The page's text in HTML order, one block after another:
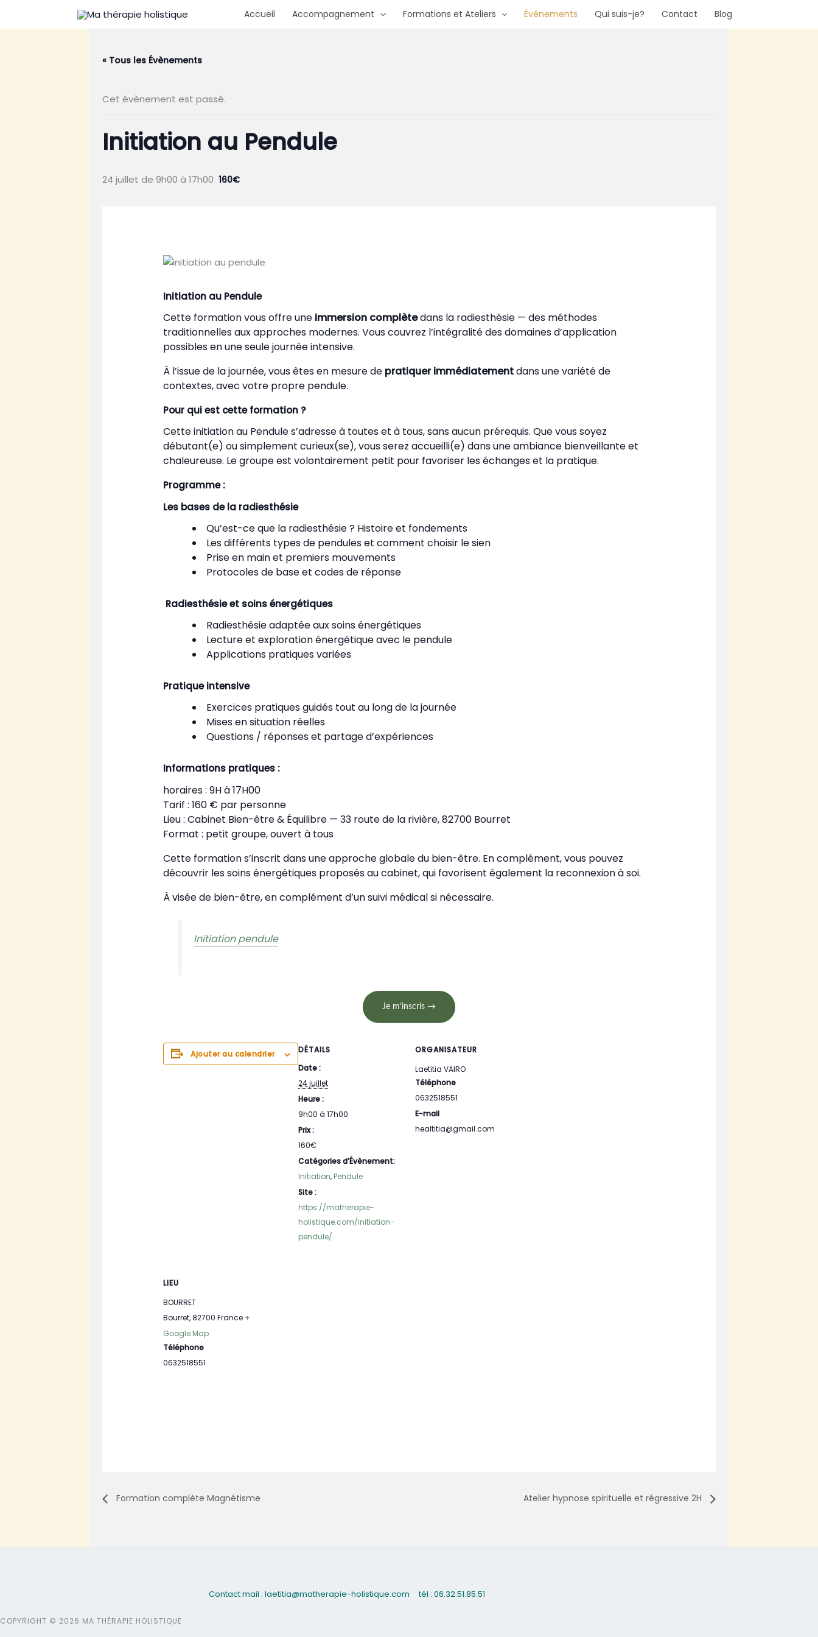
Accueil Accompagnement Formations et Ateliers Événements Qui suis-je? Contact Blog
« Tous les Évènements
Cet évènement est passé.
Initiation au Pendule
24 juillet de 9h00 à 17h00 160€
Initiation au Pendule
Cette formation vous offre une immersion complètedans la radiesthésie — des méthodes
traditionnelles aux approches modernes. Vous couvrez l’intégralité des domaines d’application
possibles en une seule journée intensive.
À l’issue de la journée, vous êtes en mesure de pratiquer immédiatementdans une variété de
contextes, avec votre propre pendule.
Pour qui est cette formation ?
Cette initiation au Pendule s’adresse à toutes et à tous, sans aucun prérequis. Que vous soyez
débutant(e) ou simplement curieux(se), vous serez accueilli(e) dans une ambiance bienveillante et
chaleureuse. Le groupe est volontairement petit pour favoriser les échanges et la pratique.
Programme :
Les bases de la radiesthésie
Qu’est-ce que la radiesthésie ? Histoire et fondements
Les différents types de pendules et comment choisir le sien
Prise en main et premiers mouvements
Protocoles de base et codes de réponse
Radiesthésie et soins énergétiques
Radiesthésie adaptée aux soins énergétiques
Lecture et exploration énergétique avec le pendule
Applications pratiques variées
Pratique intensive
Exercices pratiques guidés tout au long de la journée
Mises en situation réelles
Questions / réponses et partage d’expériences
Informations pratiques :
horaires : 9H à 17H00
Tarif : 160 € par personne
Lieu : Cabinet Bien-être & Équilibre — 33 route de la rivière, 82700 Bourret
Format : petit groupe, ouvert à tous
Cette formation s’inscrit dans une approche globale du bien-être. En complément, vous pouvez
découvrir les soins énergétiques proposés au cabinet, qui favorisent également la reconnexion à soi.
À visée de bien-être, en complément d’un suivi médical si nécessaire.
Initiation pendule
Je m’inscris →
Ajouter au calendrier
DÉTAILS
Date :
24 juillet
Heure :
9h00 à 17h00
Prix :
160€
Catégories d’Évènement:
Initiation, Pendule
Site :
https://matherapie-
holistique.com/initiation-
pendule/
ORGANISATEUR
Laetitia VAIRO
Téléphone
0632518551
E-mail
healtitia@gmail.com
LIEU
BOURRET
Bourret,82700 France +
Google Map
Téléphone
0632518551
Formation complète Magnétisme Atelier hypnose spirituelle et régressive 2H
Contact mail : laetitia@matherapie-holistique.comtél : 06.32.51.85.51
COPYRIGHT © 2026 MA THÉRAPIE HOLISTIQUE